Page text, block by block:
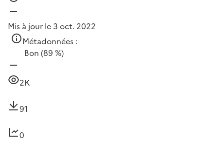
Mis à jour le 3 oct. 2022
Métadonnées :
Bon (89 %)
2K
91
0